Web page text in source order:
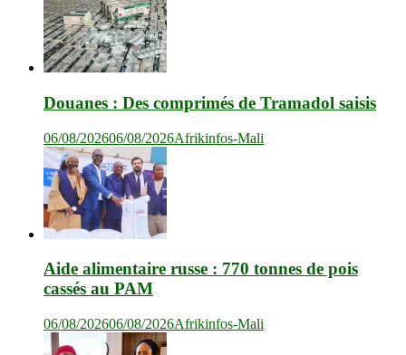
Douanes : Des comprimés de Tramadol saisis
06/08/202606/08/2026Afrikinfos-Mali
Aide alimentaire russe : 770 tonnes de pois
cassés au PAM
06/08/202606/08/2026Afrikinfos-Mali